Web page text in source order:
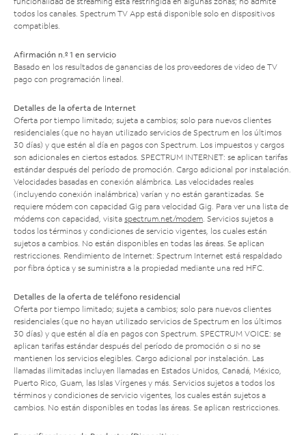
todos los canales. Spectrum TV App está disponible solo en dispositivos
compatibles.
Afirmación n.º 1 en servicio
Basado en los resultados de ganancias de los proveedores de video de TV
pago con programación lineal.
Detalles de la oferta de Internet
Oferta por tiempo limitado; sujeta a cambios; solo para nuevos clientes
residenciales (que no hayan utilizado servicios de Spectrum en los últimos
30 días) y que estén al día en pagos con Spectrum. Los impuestos y cargos
son adicionales en ciertos estados. SPECTRUM INTERNET: se aplican tarifas
estándar después del período de promoción. Cargo adicional por instalación.
Velocidades basadas en conexión alámbrica. Las velocidades reales
(incluyendo conexión inalámbrica) varían y no están garantizadas. Se
requiere módem con capacidad Gig para velocidad Gig. Para ver una lista de
módems con capacidad, visita spectrum.net/modem. Servicios sujetos a
todos los términos y condiciones de servicio vigentes, los cuales están
sujetos a cambios. No están disponibles en todas las áreas. Se aplican
restricciones. Rendimiento de Internet: Spectrum Internet está respaldado
por fibra óptica y se suministra a la propiedad mediante una red HFC.
Detalles de la oferta de teléfono residencial
Oferta por tiempo limitado; sujeta a cambios; solo para nuevos clientes
residenciales (que no hayan utilizado servicios de Spectrum en los últimos
30 días) y que estén al día en pagos con Spectrum. SPECTRUM VOICE: se
aplican tarifas estándar después del período de promoción o si no se
mantienen los servicios elegibles. Cargo adicional por instalación. Las
llamadas ilimitadas incluyen llamadas en Estados Unidos, Canadá, México,
Puerto Rico, Guam, las Islas Vírgenes y más. Servicios sujetos a todos los
términos y condiciones de servicio vigentes, los cuales están sujetos a
cambios. No están disponibles en todas las áreas. Se aplican restricciones.